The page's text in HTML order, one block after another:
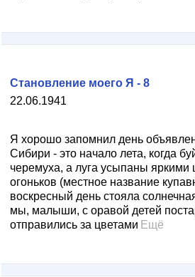
22.06.1941
Становление моего Я - 8
Я хорошо запомнил день
Сибири - это начало лета, когда
черемуха, а луга усыпаны яркими
огоньков (местное название
воскресный день стояла
мы, малыши, с оравой детей
отправились за цветами Ещё